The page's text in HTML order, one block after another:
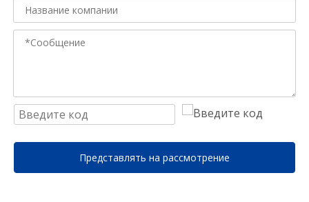
Представлять на рассмотрение